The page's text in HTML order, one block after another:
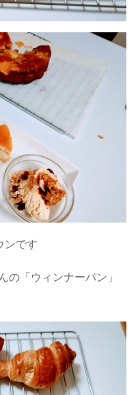
ンです
の「ウィンナーパン」